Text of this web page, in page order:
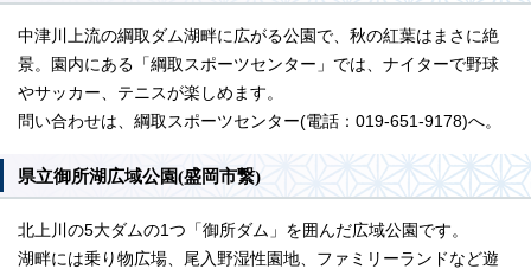
中津川上流の綱取ダム湖畔に広がる公園で、秋の紅葉はまさに絶
景。園内にある「綱取スポーツセンター」では、ナイターで野球
やサッカー、テニスが楽しめます。
問い合わせは、綱取スポーツセンター(電話：019-651-9178)へ。
県立御所湖広域公園(盛岡市繋)
北上川の5大ダムの1つ「御所ダム」を囲んだ広域公園です。
湖畔には乗り物広場、尾入野湿性園地、ファミリーランドなど遊